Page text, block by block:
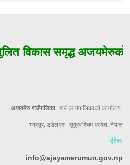
विकास समृद्ध अजयमेरुको
अजयमेरु गाउँपालिका गाउँ कार्यपालिकाको कार्यालय
भद्रपुर, डडेलधुरा सुदूरपश्चिम प्रदेश, नेपाल
ईमेल:
info@ajayamerumun.gov.np